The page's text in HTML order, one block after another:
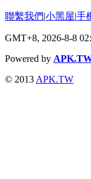
聯繫我們|小黑屋|手
GMT+8, 2026-8-8
Powered by
© 2013 APK.TW